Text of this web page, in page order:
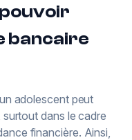
bancaire
adolescent peut
dans le cadre
financière. Ainsi,